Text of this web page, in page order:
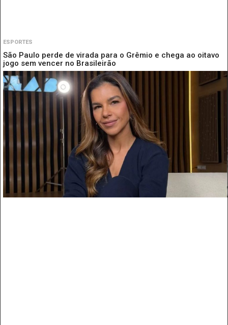
ESPORTES
São Paulo perde de virada para o Grêmio e chega ao oitavo
jogo sem vencer no Brasileirão